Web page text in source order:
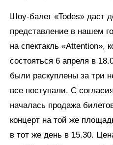
Шоу-балет «Todes» даст
представление в нашем
на спектакль «Attention»,
состояться 6 апреля в
были раскуплены за три
все поступали. С
началась продажа
концерт на той же
в тот же день в 15.30.